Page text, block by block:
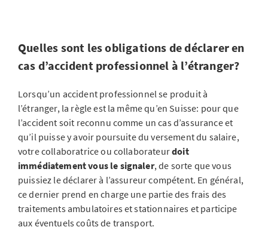
Quelles sont les obligations de déclarer en
cas d’accident professionnel à l’étranger?
Lorsqu’un accident professionnel se produit à
l’étranger, la règle est la même qu’en Suisse: pour que
l’accident soit reconnu comme un cas d’assurance et
qu’il puisse y avoir poursuite du versement du salaire,
votre collaboratrice ou collaborateurdoit
immédiatement vous le signaler, de sorte que vous
puissiez le déclarer à l’assureur compétent. En général,
ce dernier prend en charge une partie des frais des
traitements ambulatoires et stationnaires et participe
aux éventuels coûts de transport.